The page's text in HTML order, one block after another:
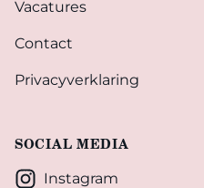
Vacatures
Contact
Privacyverklaring
SOCIAL MEDIA
Instagram